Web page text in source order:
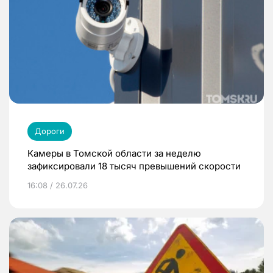
Дороги
Камеры в Томской области за неделю
зафиксировали 18 тысяч превышений скорости
16:08 / 26.07.26